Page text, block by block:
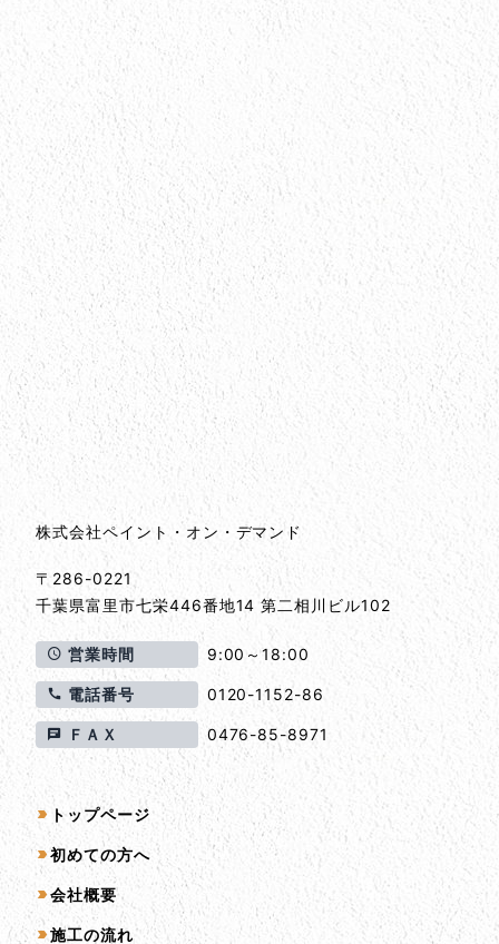
会社情報とサイトマップ
会社情報
株式会社ペイント・オン・デマンド
〒286-0221
千葉県富里市七栄446番地14 第二相川ビル102
営業時間 9:00～18:00
電話番号 0120-1152-86
ＦＡＸ 0476-85-8971
サイトマップ
トップページ
初めての方へ
会社概要
施工の流れ